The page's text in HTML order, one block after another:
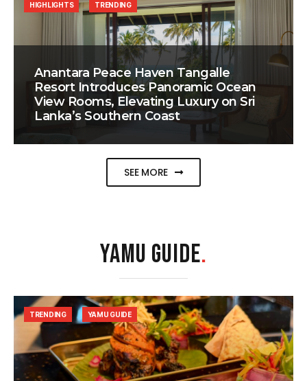
Anantara Peace Haven Tangalle
Resort Introduces Panoramic Ocean
View Rooms, Elevating Luxury on Sri
Lanka’s Southern Coast
HIGHLIGHTS TRENDING
SEE MORE
YAMU GUIDE.
TRENDING YAMU GUIDE